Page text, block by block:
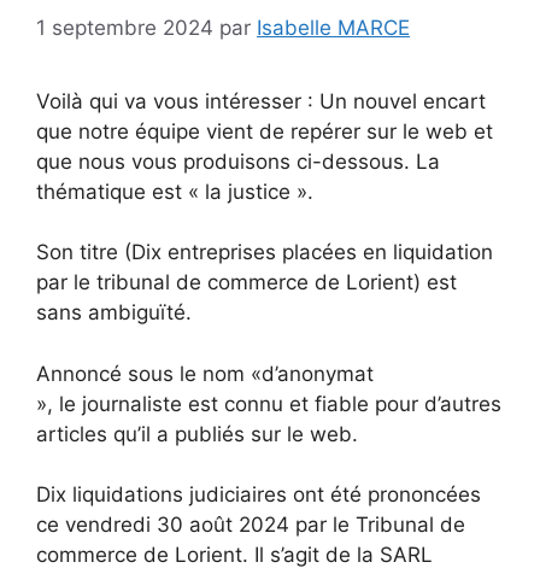
1 septembre 2024 par Isabelle MARCE
Voilà qui va vous intéresser : Un nouvel encart
que notre équipe vient de repérer sur le web et
que nous vous produisons ci-dessous. La
thématique est « la justice ».
Son titre (Dix entreprises placées en liquidation
par le tribunal de commerce de Lorient) est
sans ambiguïté.
Annoncé sous le nom «d’anonymat
», le journaliste est connu et fiable pour d’autres
articles qu’il a publiés sur le web.
Dix liquidations judiciaires ont été prononcées
ce vendredi 30 août 2024 par le Tribunal de
commerce de Lorient. Il s’agit de la SARL